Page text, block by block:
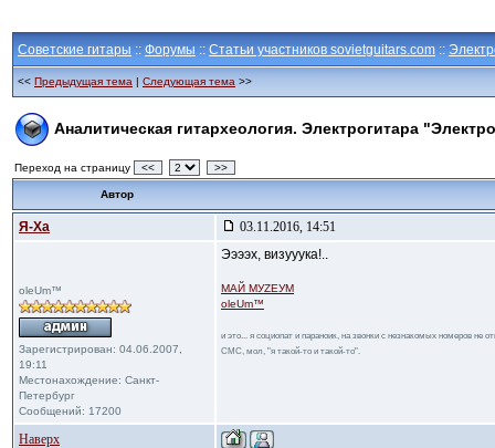
Советские гитары :: Форумы :: Статьи участников sovietguitars.com ::
<< Предыдущая тема | Следующая тема >>
Аналитическая гитархеология. Электрогитара
Переход на страницу << >>
Автор
Я-Ха 03.11.2016, 14:51
oleUm™
Зарегистрирован: 04.06.2007,
19:11
Местонахождение: Санкт-
Петербург
Сообщений: 17200
Ээээх, визууука!..
МАЙ МУZЕУМ
oleUm™
и это... я социопат и параноик, на звонки с незнакомых номеров не
СМС, мол, "я такой-то и такой-то".
Наверх